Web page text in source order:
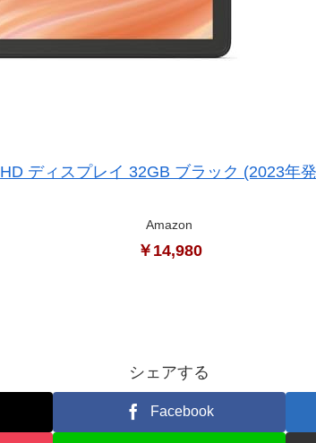
HD ディスプレイ 32GB ブラック (2023年
Amazon
￥14,980
シェアする
Facebook